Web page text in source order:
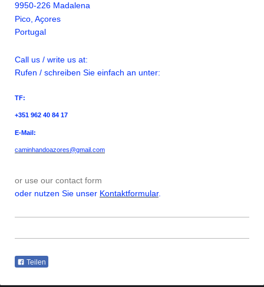
9950-226 Madalena
Pico, Aҫores
Portugal
Call us / write us at:
Rufen / schreiben Sie einfach an unter:
TF:
+351 962 40 84 17
E-Mail:
caminhandoazores@gmail.com
or use our contact form
oder nutzen Sie unser Kontaktformular.
Teilen